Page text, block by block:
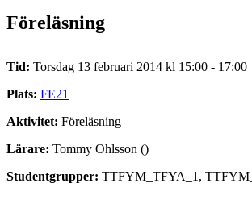
Föreläsning
Tid: Torsdag 13 februari 2014 kl 15:00 - 17:00
Plats: FE21
Aktivitet: Föreläsning
Lärare: Tommy Ohlsson ()
Studentgrupper: TTFYM_TFYA_1,